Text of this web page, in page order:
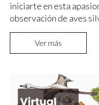
iniciarte en esta
observación de aves
Ver más